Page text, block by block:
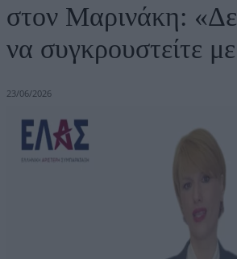
στον Μαρινάκη:
να συγκρουστείτε
23/06/2026